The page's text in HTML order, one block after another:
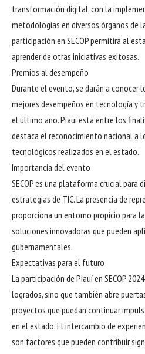
transformación digital, con la
metodologías en diversos órganos de
participación en SECOP permitirá al
aprender de otras iniciativas exitosas.
Premios al desempeño
Durante el evento, se darán a conocer
mejores desempeños en tecnología y
el último año. Piauí está entre los
destaca el reconocimiento nacional a
tecnológicos realizados en el estado.
Importancia del evento
SECOP es una plataforma crucial para
estrategias de TIC. La presencia de
proporciona un entorno propicio para
soluciones innovadoras que pueden
gubernamentales.
Expectativas para el futuro
La participación de Piauí en SECOP
logrados, sino que también abre
proyectos que puedan continuar
en el estado. El intercambio de
son factores que pueden contribuir